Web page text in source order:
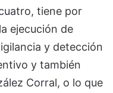
tiene por
ejecución de
y detección
y también
Corral, o lo que